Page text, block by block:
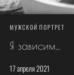
МУЖСКОЙ ПОРТРЕТ
Я зависим…
17 апреля 2021